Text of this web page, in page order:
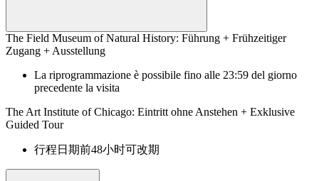
The Field Museum of Natural History: Führung + Frühzeitiger
Zugang + Ausstellung
La riprogrammazione è possibile fino alle 23:59 del giorno
precedente la visita
The Art Institute of Chicago: Eintritt ohne Anstehen + Exklusive
Guided Tour
行程日期前48小时可改期